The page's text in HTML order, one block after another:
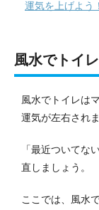
運気を上げよう！
風水でトイ
風水でトイレは
運気が左右されま
「最近ついてな
直しましょう。
ここでは、風水